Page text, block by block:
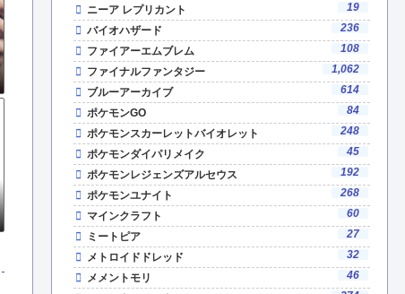
ニーア レプリカント
19
バイオハザード
236
ファイアーエムブレム
108
ファイナルファンタジー
1,062
ブルーアーカイブ
614
ポケモンGO
84
ポケモンスカーレットバイオレット
248
ポケモンダイパリメイク
45
ポケモンレジェンズアルセウス
192
ポケモンユナイト
268
マインクラフト
60
ミートピア
27
メトロイドドレッド
32
メメントモリ
46